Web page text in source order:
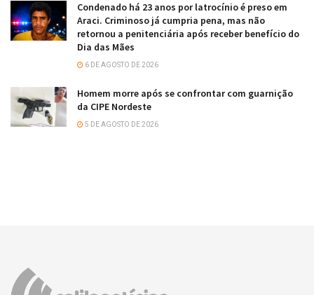
Condenado há 23 anos por latrocínio é preso em
Araci. Criminoso já cumpria pena, mas não
retornou a penitenciária após receber benefício do
Dia das Mães
6 DE AGOSTO DE 2026
Homem morre após se confrontar com guarnição
da CIPE Nordeste
5 DE AGOSTO DE 2026